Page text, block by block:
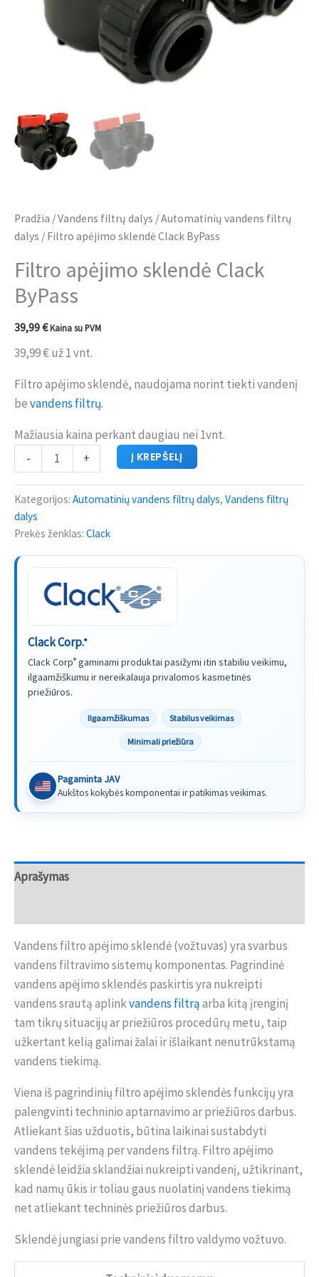
Pradžia /Vandens filtrų dalys /Automatinių vandens filtrų
dalys / Filtro apėjimo sklendė Clack ByPass
Filtro apėjimo sklendė Clack
ByPass
39,99€Kaina su PVM
39,99€už 1 vnt.
Filtro apėjimo sklendė, naudojama norint tiekti vandenį
bevandens filtrų.
Mažiausia kaina perkant daugiau nei 1vnt.
-
+ Į KREPŠELĮ
Kategorijos: Automatinių vandens filtrų dalys, Vandens filtrų
dalys
Prekės ženklas: Clack
Clack Corp.®
Clack Corp® gaminami produktai pasižymi itin stabiliu veikimu,
ilgaamžiškumu ir nereikalauja privalomos kasmetinės
priežiūros.
Ilgaamžiškumas Stabilus veikimas
Minimali priežiūra
Pagaminta JAV
Aukštos kokybės komponentai ir patikimas veikimas.
Aprašymas
Vandens filtro apėjimo sklendė (vožtuvas) yra svarbus
vandens filtravimo sistemų komponentas. Pagrindinė
vandens apėjimo sklendės paskirtis yra nukreipti
vandens srautą aplinkvandens filtrąarba kitą įrenginį
tam tikrų situacijų ar priežiūros procedūrų metu, taip
užkertant kelią galimai žalai ir išlaikant nenutrūkstamą
vandens tiekimą.
Viena iš pagrindinių filtro apėjimo sklendės funkcijų yra
palengvinti techninio aptarnavimo ar priežiūros darbus.
Atliekant šias užduotis, būtina laikinai sustabdyti
vandens tekėjimą per vandens filtrą. Filtro apėjimo
sklendė leidžia sklandžiai nukreipti vandenį, užtikrinant,
kad namų ūkis ir toliau gaus nuolatinį vandens tiekimą
net atliekant techninės priežiūros darbus.
Sklendė jungiasi prie vandens filtro valdymo vožtuvo.